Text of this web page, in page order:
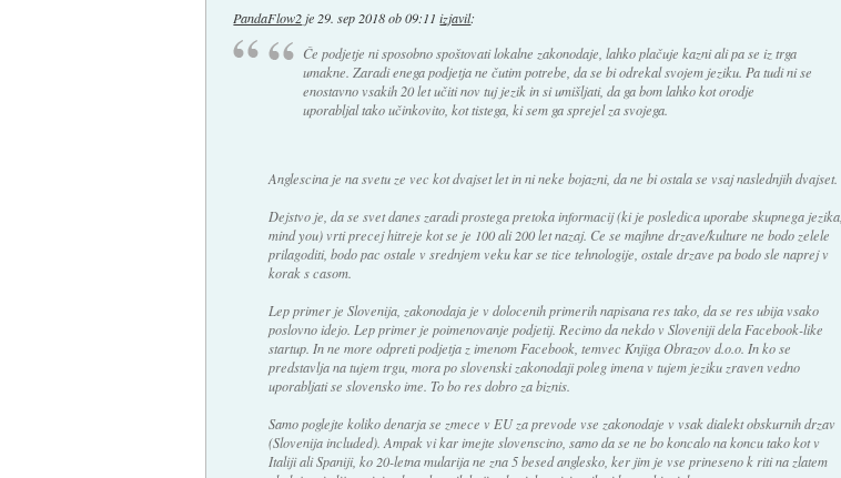
PandaFlow2 je 29. sep 2018 ob 09:11 izjavil:
Če podjetje ni sposobno spoštovati lokalne zakonodaje, lahko plačuje kazni ali pa se iz trga
umakne. Zaradi enega podjetja ne čutim potrebe, da se bi odrekal svojem jeziku. Pa tudi ni se
enostavno vsakih 20 let učiti nov tuj jezik in si umišljati, da ga bom lahko kot orodje
uporabljal tako učinkovito, kot tistega, ki sem ga sprejel za svojega.
Anglescina je na svetu ze vec kot dvajset let in ni neke bojazni, da ne bi ostala se vsaj naslednjih dvajset.
Dejstvo je, da se svet danes zaradi prostega pretoka informacij (ki je posledica uporabe skupnega jezika,
mind you) vrti precej hitreje kot se je 100 ali 200 let nazaj. Ce se majhne drzave/kulture ne bodo zelele
prilagoditi, bodo pac ostale v srednjem veku kar se tice tehnologije, ostale drzave pa bodo sle naprej v
korak s casom.
Lep primer je Slovenija, zakonodaja je v dolocenih primerih napisana res tako, da se res ubija vsako
poslovno idejo. Lep primer je poimenovanje podjetij. Recimo da nekdo v Sloveniji dela Facebook-like
startup. In ne more odpreti podjetja z imenom Facebook, temvec Knjiga Obrazov d.o.o. In ko se
predstavlja na tujem trgu, mora po slovenski zakonodaji poleg imena v tujem jeziku zraven vedno
uporabljati se slovensko ime. To bo res dobro za biznis.
Samo poglejte koliko denarja se zmece v EU za prevode vse zakonodaje v vsak dialekt obskurnih drzav
(Slovenija included). Ampak vi kar imejte slovenscino, samo da se ne bo koncalo na koncu tako kot v
Italiji ali Spaniji, ko 20-letna mularija ne zna 5 besed anglesko, ker jim je vse prineseno k riti na zlatem